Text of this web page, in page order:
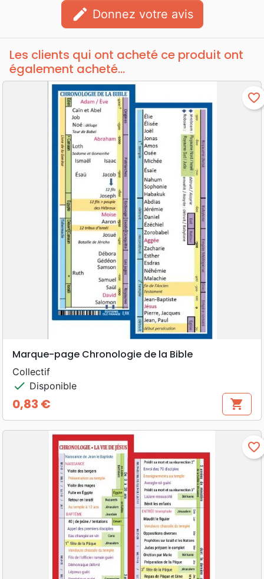
edit Donnez votre avis
Les clients qui ont acheté ce produit ont
également acheté...
favorite_border
Marque-page Chronologie de la Bible
Collectif
check Disponible
Prix
0,83 € shopping_cart
favorite_border